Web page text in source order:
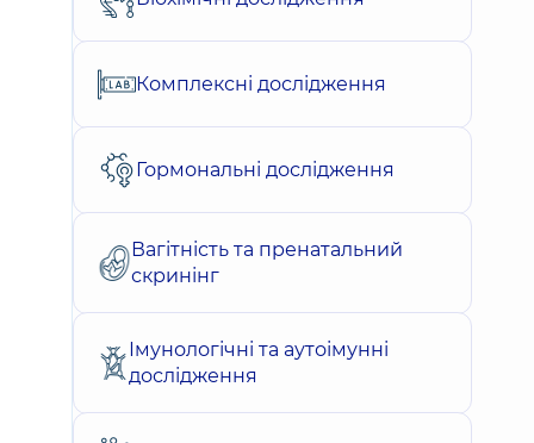
Комплексні дослідження
Гормональні дослідження
Вагітність та пренатальний
скринінг
Імунологічні та аутоімунні
дослідження